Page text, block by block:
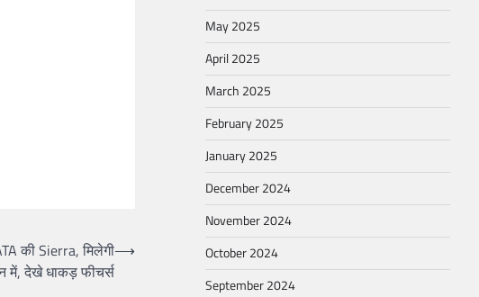
की Sierra, मिलेगी
में, देखे धाकड़ फीचर्स
⟶
May 2025
April 2025
March 2025
February 2025
January 2025
December 2024
November 2024
October 2024
September 2024